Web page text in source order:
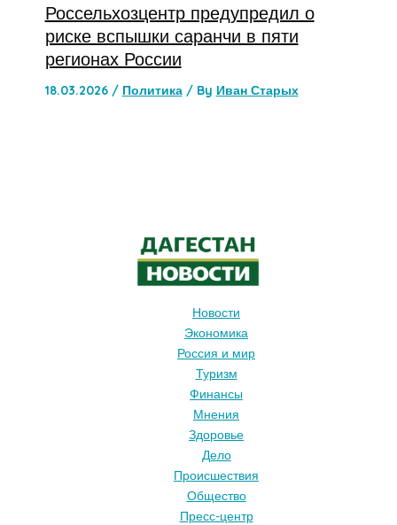
Россельхозцентр предупредил о
риске вспышки саранчи в пяти
регионах России
18.03.2026 / Политика/ By Иван Старых
Новости
Экономика
Россия и мир
Туризм
Финансы
Мнения
Здоровье
Дело
Происшествия
Общество
Пресс-центр